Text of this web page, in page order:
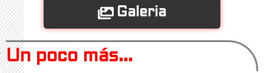
Galeria
Un poco más...